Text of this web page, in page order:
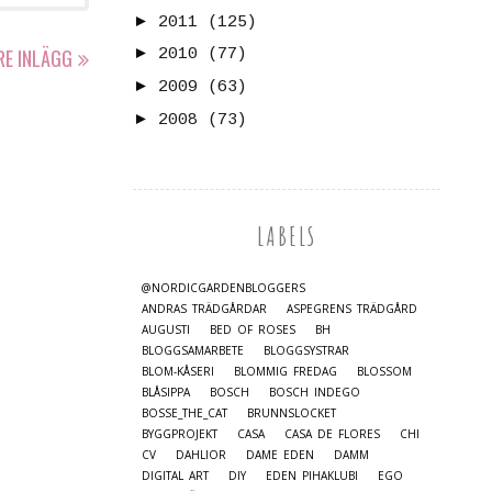
INLÄGG
► 2011
(125)
► 2010
(77)
► 2009
(63)
► 2008 (73)
LABELS
@NORDICGARDENBLOGGERS
ANDRAS TRÄDGÅRDAR
ASPEGRENS TRÄDGÅRD
AUGUSTI
BED OF ROSES
BH
BLOGGSAMARBETE
BLOGGSYSTRAR
BLOM-KÅSERI
BLOMMIG FREDAG
BLOSSOM
BLÅSIPPA
BOSCH
BOSCH INDEGO
BOSSE_THE_CAT
BRUNNSLOCKET
BYGGPROJEKT
CASA CASA DE FLORES
CHI
CV
DAHLIOR DAME EDEN
DAMM
DIGITAL ART
DIY EDEN PIHAKLUBI
EGO